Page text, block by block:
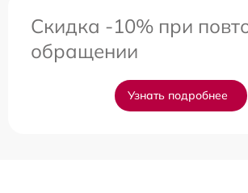
Скидка -10% при
обращении
Узнать подробнее